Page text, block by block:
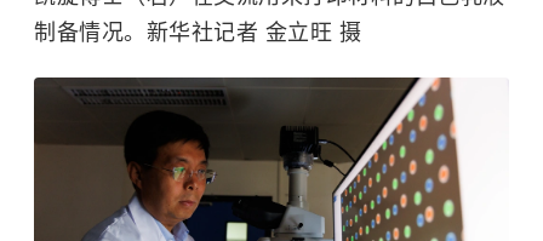
制备情况。新华社记者 金立旺 摄